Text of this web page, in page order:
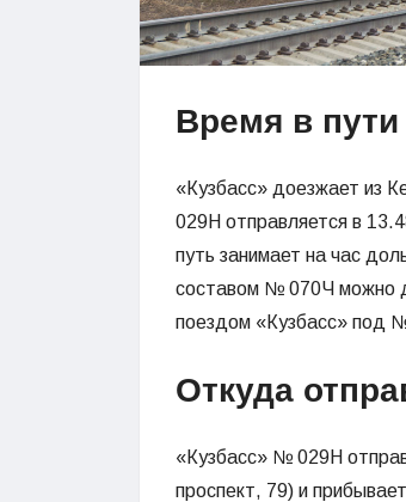
Время в пути
«Кузбасс» доезжает из
029Н отправляется в
путь занимает на час
составом № 070Ч можно
поездом «Кузбасс» под
Откуда
«Кузбасс» № 029Н
проспект, 79) и